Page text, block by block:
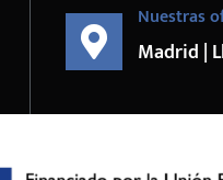
Nuestras
Madrid |